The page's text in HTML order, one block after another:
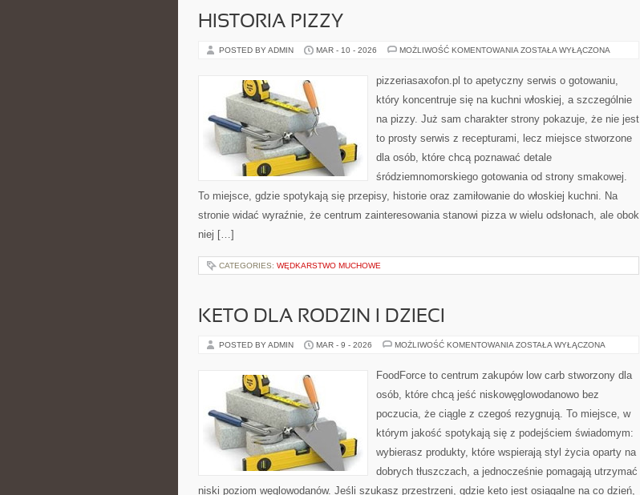
HISTORIA PIZZY
POSTED BY ADMIN MAR - 10 - 2026 MOŻLIWOŚĆ KOMENTOWANIA HISTORIA
ZOSTAŁA WYŁĄCZONA
pizzeriasaxofon.pl to apetyczny serwis o gotowaniu,
który koncentruje się na kuchni włoskiej, a szczególnie
na pizzy. Już sam charakter strony pokazuje, że nie jest
to prosty serwis z recepturami, lecz miejsce stworzone
dla osób, które chcą poznawać detale
śródziemnomorskiego gotowania od strony smakowej.
To miejsce, gdzie spotykają się przepisy, historie oraz zamiłowanie do włoskiej kuchni. Na
stronie widać wyraźnie, że centrum zainteresowania stanowi pizza w wielu odsłonach, ale obok
niej […]
CATEGORIES: WĘDKARSTWO MUCHOWE
KETO DLA RODZIN I DZIECI
POSTED BY ADMIN MAR - 9 - 2026 MOŻLIWOŚĆ KOMENTOWANIA KETO
DZIECI
ZOSTAŁA WYŁĄCZONA
FoodForce to centrum zakupów low carb stworzony dla
osób, które chcą jeść niskowęglowodanowo bez
poczucia, że ciągle z czegoś rezygnują. To miejsce, w
którym jakość spotykają się z podejściem świadomym:
wybierasz produkty, które wspierają styl życia oparty na
dobrych tłuszczach, a jednocześnie pomagają utrzymać
niski poziom węglowodanów. Jeśli szukasz przestrzeni, gdzie keto jest osiągalne na co dzień,